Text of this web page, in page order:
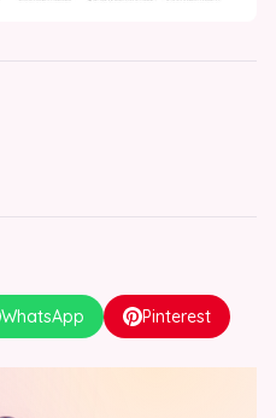
WhatsApp Pinterest